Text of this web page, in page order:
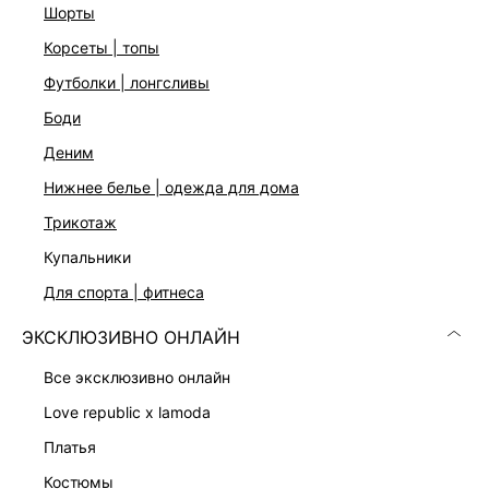
шорты
корсеты | топы
футболки | лонгсливы
боди
деним
нижнее белье | одежда для дома
трикотаж
купальники
для спорта | фитнеса
ЭКСКЛЮЗИВНО ОНЛАЙН
все эксклюзивно онлайн
love republic x lamoda
платья
костюмы
Скачать
КАТАЛОГ
КЛИЕНТАМ
ЛИЧНЫЙ КАБИНЕТ